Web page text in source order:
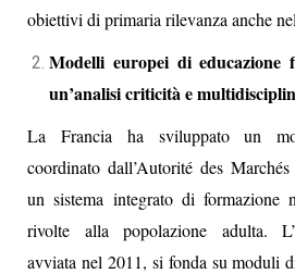
obiettivi di primaria rilevanza anche
Modelli europei di educazione
un’analisi criticità e
La Francia ha sviluppato un
coordinato dall’Autorité des
un sistema integrato di formazione
rivolte alla popolazione adulta.
avviata nel 2011, si fonda su moduli